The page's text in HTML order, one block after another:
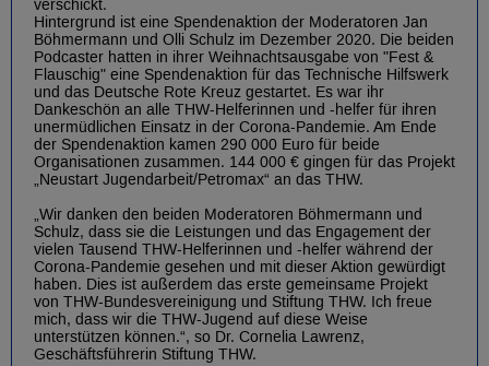
verschickt.
Hintergrund ist eine Spendenaktion der Moderatoren Jan
Böhmermann und Olli Schulz im Dezember 2020. Die beiden
Podcaster hatten in ihrer Weihnachtsausgabe von "Fest &
Flauschig" eine Spendenaktion für das Technische Hilfswerk
und das Deutsche Rote Kreuz gestartet. Es war ihr
Dankeschön an alle THW-Helferinnen und -helfer für ihren
unermüdlichen Einsatz in der Corona-Pandemie. Am Ende
der Spendenaktion kamen 290 000 Euro für beide
Organisationen zusammen. 144 000 € gingen für das Projekt
„Neustart Jugendarbeit/Petromax“ an das THW.
„Wir danken den beiden Moderatoren Böhmermann und
Schulz, dass sie die Leistungen und das Engagement der
vielen Tausend THW-Helferinnen und -helfer während der
Corona-Pandemie gesehen und mit dieser Aktion gewürdigt
haben. Dies ist außerdem das erste gemeinsame Projekt
von THW-Bundesvereinigung und Stiftung THW. Ich freue
mich, dass wir die THW-Jugend auf diese Weise
unterstützen können.“, so Dr. Cornelia Lawrenz,
Geschäftsführerin Stiftung THW.